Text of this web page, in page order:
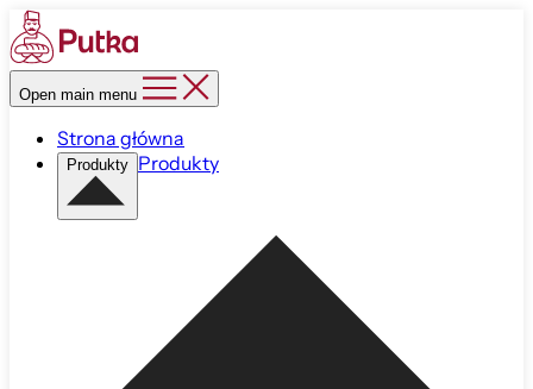
Open main menu
Strona główna
Produkty Produkty